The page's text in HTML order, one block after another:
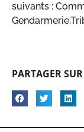
suivants :
PARTAGER SUR